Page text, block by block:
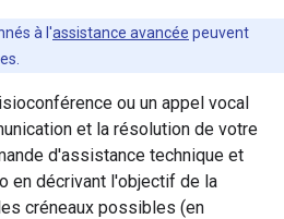
à l'assistance avancée peuvent
ou un appel vocal
et la résolution de votre
d'assistance technique et
en décrivant l'objectif de la
créneaux possibles (en